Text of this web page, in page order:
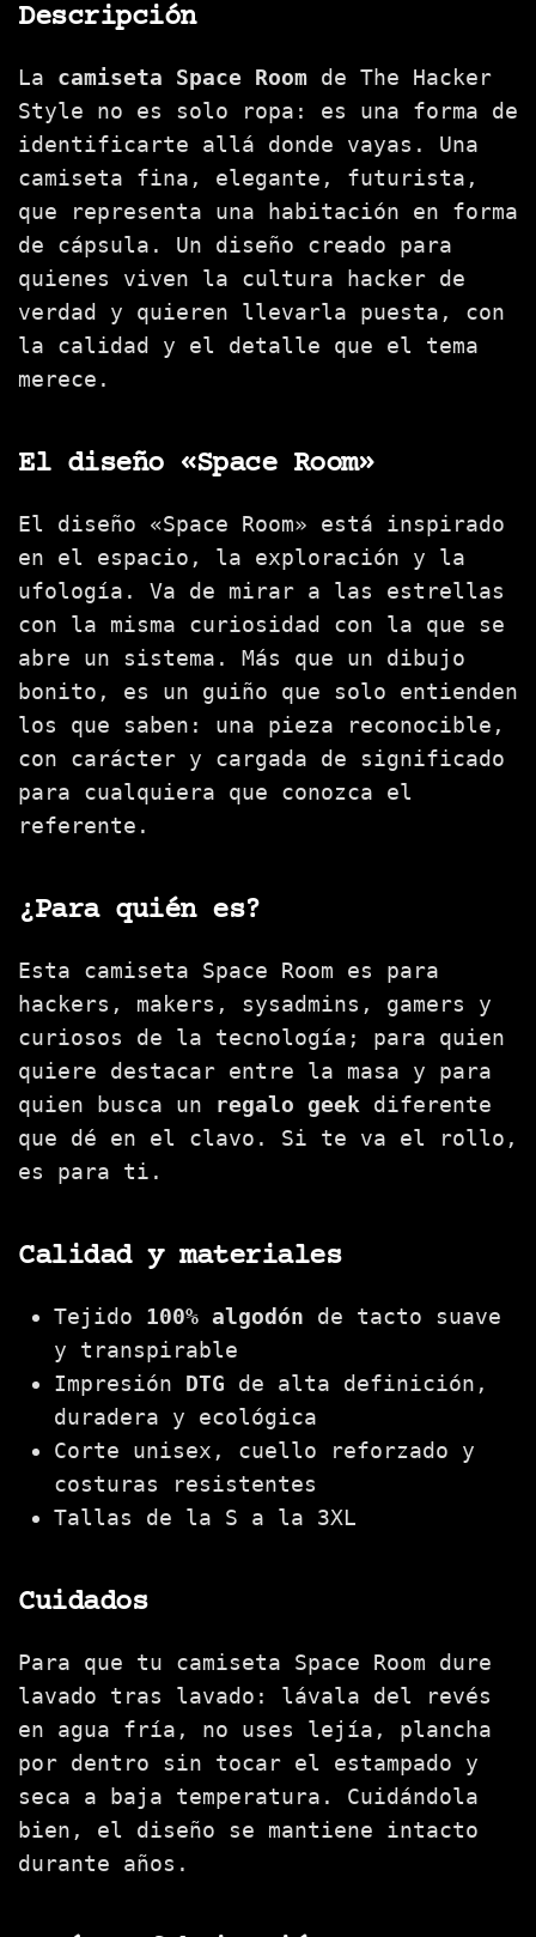
Descripción
La camiseta Space Room de The Hacker
Style no es solo ropa: es una forma de
identificarte allá donde vayas. Una
camiseta fina, elegante, futurista,
que representa una habitación en forma
de cápsula. Un diseño creado para
quienes viven la cultura hacker de
verdad y quieren llevarla puesta, con
la calidad y el detalle que el tema
merece.
El diseño «Space Room»
El diseño «Space Room» está inspirado
en el espacio, la exploración y la
ufología. Va de mirar a las estrellas
con la misma curiosidad con la que se
abre un sistema. Más que un dibujo
bonito, es un guiño que solo entienden
los que saben: una pieza reconocible,
con carácter y cargada de significado
para cualquiera que conozca el
referente.
¿Para quién es?
Esta camiseta Space Room es para
hackers, makers, sysadmins, gamers y
curiosos de la tecnología; para quien
quiere destacar entre la masa y para
quien busca un regalo geek diferente
que dé en el clavo. Si te va el rollo,
es para ti.
Calidad y materiales
Tejido 100% algodón de tacto suave
y transpirable
Impresión DTG de alta definición,
duradera y ecológica
Corte unisex, cuello reforzado y
costuras resistentes
Tallas de la S a la 3XL
Cuidados
Para que tu camiseta Space Room dure
lavado tras lavado: lávala del revés
en agua fría, no uses lejía, plancha
por dentro sin tocar el estampado y
seca a baja temperatura. Cuidándola
bien, el diseño se mantiene intacto
durante años.